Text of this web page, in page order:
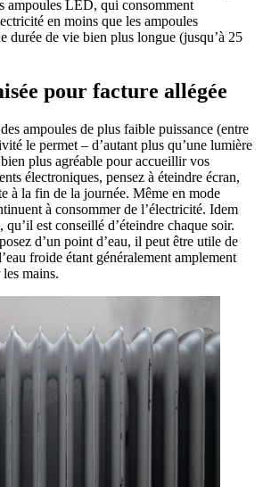
ampoules LED, qui consomment
en moins que les ampoules
durée de vie bien plus longue (jusqu’à 25
pour facture allégée
ampoules de plus faible puissance (entre
le permet – d’autant plus qu’une lumière
plus agréable pour accueillir vos
électroniques, pensez à éteindre écran,
à la fin de la journée. Même en mode
à consommer de l’électricité. Idem
est conseillé d’éteindre chaque soir.
d’un point d’eau, il peut être utile de
froide étant généralement amplement
mains.